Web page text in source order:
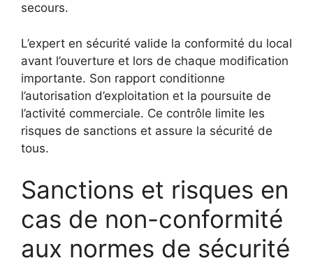
secours.
L’expert en sécurité valide la conformité du local
avant l’ouverture et lors de chaque modification
importante. Son rapport conditionne
l’autorisation d’exploitation et la poursuite de
l’activité commerciale. Ce contrôle limite les
risques de sanctions et assure la sécurité de
tous.
Sanctions et risques en
cas de non-conformité
aux normes de sécurité